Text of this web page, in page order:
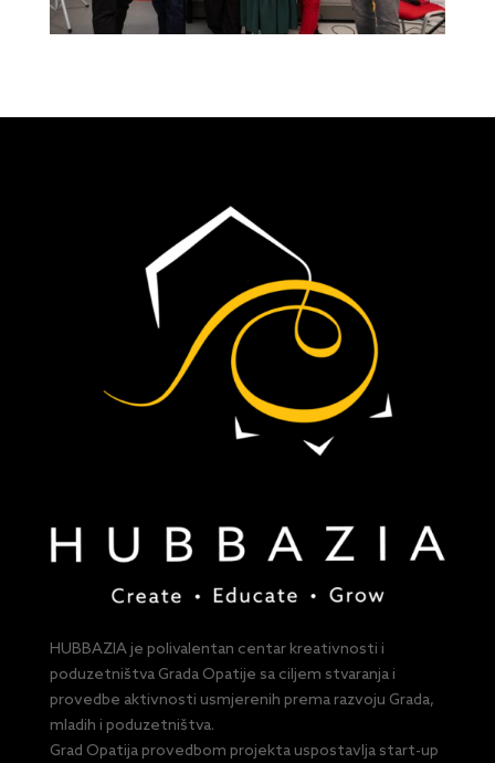
HUBBAZIA je polivalentan centar kreativnosti i
poduzetništva Grada Opatije sa ciljem stvaranja i
provedbe aktivnosti usmjerenih prema razvoju Grada,
mladih i poduzetništva.
Grad Opatija provedbom projekta uspostavlja start-up